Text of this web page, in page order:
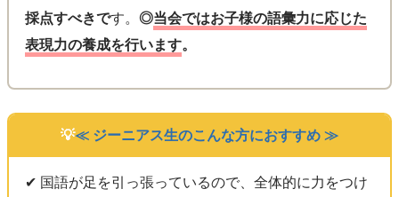
採点すべきです。 ◎当会ではお子様の語彙力に応じた
表現力の養成を行います。
≪ ジーニアス生のこんな方におすすめ ≫
✔︎ 国語が足を引っ張っているので、全体的に力をつけ